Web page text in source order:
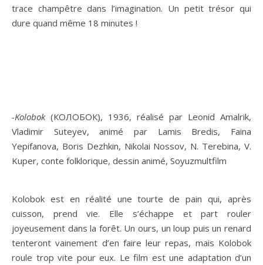
trace champêtre dans l’imagination. Un petit trésor qui
dure quand même 18 minutes !
-Kolobok(КОЛОБОК), 1936, réalisé par Leonid Amalrik,
Vladimir Suteyev, animé par Lamis Bredis, Faina
Yepifanova, Boris Dezhkin, Nikolai Nossov, N. Terebina, V.
Kuper, conte folklorique, dessin animé, Soyuzmultfilm
Kolobok est en réalité une tourte de pain qui, après
cuisson, prend vie. Elle s’échappe et part rouler
joyeusement dans la forêt. Un ours, un loup puis un renard
tenteront vainement d’en faire leur repas, mais Kolobok
roule trop vite pour eux. Le film est une adaptation d’un